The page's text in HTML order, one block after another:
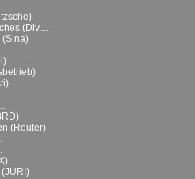
(Div....
(Sina)
(Reuter)
(JURI)